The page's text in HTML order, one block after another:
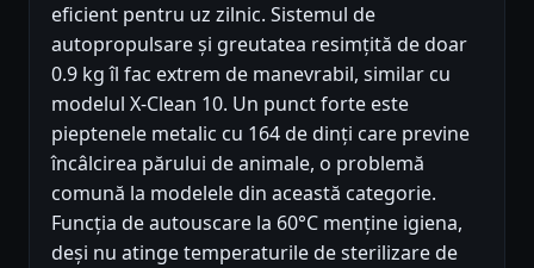
eficient pentru uz zilnic. Sistemul de
autopropulsare și greutatea resimțită de doar
0.9 kg îl fac extrem de manevrabil, similar cu
modelul X-Clean 10. Un punct forte este
pieptenele metalic cu 164 de dinți care previne
încâlcirea părului de animale, o problemă
comună la modelele din această categorie.
Funcția de autouscare la 60°C menține igiena,
deși nu atinge temperaturile de sterilizare de